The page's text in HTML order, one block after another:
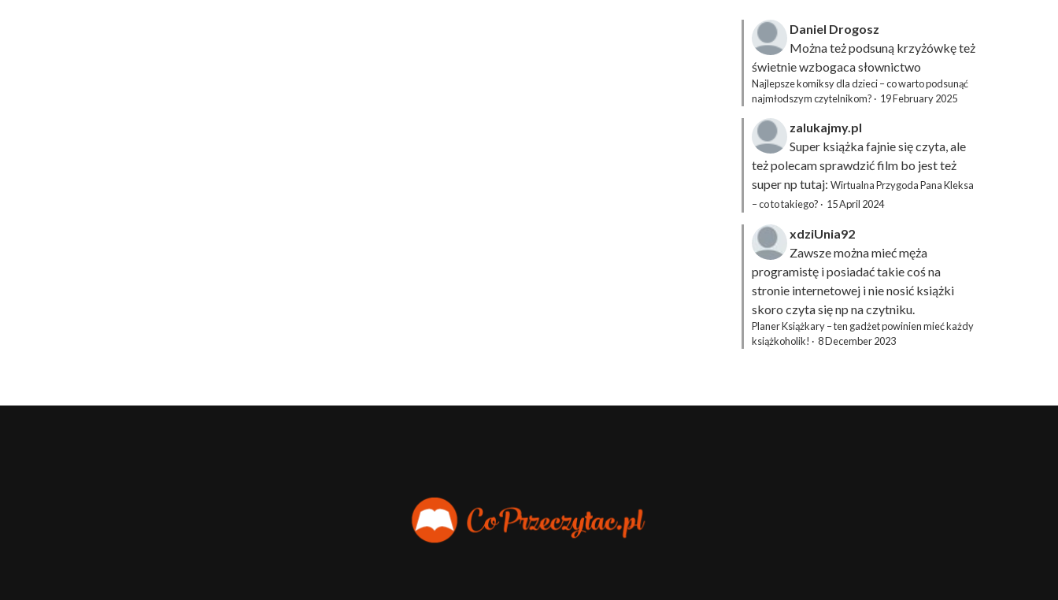
Daniel Drogosz
Można też podsuną krzyżówkęteż
świetnie wzbogaca słownictwo
Najlepsze komiksy dla dzieci – co warto podsunąć
najmłodszym czytelnikom? · 19 February 2025
zalukajmy.pl
Super książka fajnie się czyta, ale
też polecam sprawdzić film bo jest też
super np tutaj: Wirtualna Przygoda Pana Kleksa
– co to takiego? · 15 April 2024
xdziUnia92
Zawsze można mieć męża
programistę i posiadać takie coś na
stronie internetowej i nie nosić książki
skoro czyta się np na czytniku.
Planer Książkary – ten gadżet powinien mieć każdy
książkoholik! · 8 December 2023